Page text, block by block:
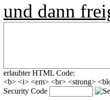
und dann
erlaubter HTML Code:
<b> <i> <em> <br> <strong>
Security Code